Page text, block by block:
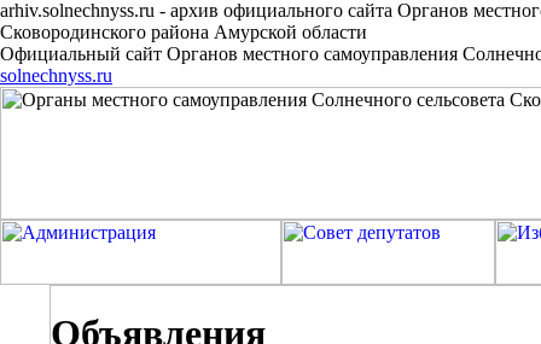
arhiv.solnechnyss.ru - архив официального сайта Органов
Сковородинского района Амурской области
Официальный сайт Органов местного самоуправления
solnechnyss.ru
Объявления